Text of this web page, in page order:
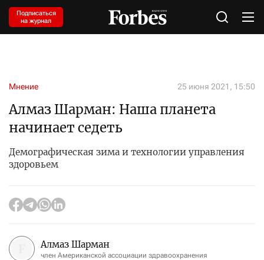
Подписаться
на журнал
Мнение 25 июня 2021, 15:50
Алмаз Шарман: Наша планета
начинает седеть
Демографическая зима и технологии управления
здоровьем
Алмаз Шарман
член Американской ассоциации здравоохранения